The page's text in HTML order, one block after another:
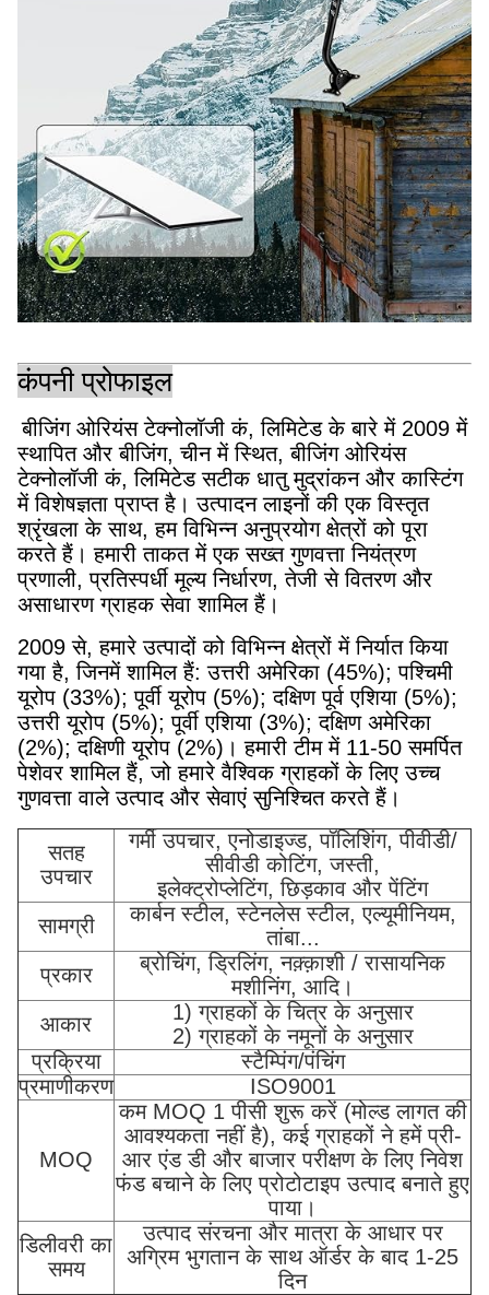
कंपनी प्रोफाइल
बीजिंग ओरियंस टेक्नोलॉजी कं, लिमिटेड के बारे में 2009 में
स्थापित और बीजिंग, चीन में स्थित, बीजिंग ओरियंस
टेक्नोलॉजी कं, लिमिटेड सटीक धातु मुद्रांकन और कास्टिंग
में विशेषज्ञता प्राप्त है। उत्पादन लाइनों की एक विस्तृत
श्रृंखला के साथ, हम विभिन्न अनुप्रयोग क्षेत्रों को पूरा
करते हैं। हमारी ताकत में एक सख्त गुणवत्ता नियंत्रण
प्रणाली, प्रतिस्पर्धी मूल्य निर्धारण, तेजी से वितरण और
असाधारण ग्राहक सेवा शामिल हैं।
2009 से, हमारे उत्पादों को विभिन्न क्षेत्रों में निर्यात किया
गया है, जिनमें शामिल हैं: उत्तरी अमेरिका (45%); पश्चिमी
यूरोप (33%); पूर्वी यूरोप (5%); दक्षिण पूर्व एशिया (5%);
उत्तरी यूरोप (5%); पूर्वी एशिया (3%); दक्षिण अमेरिका
(2%); दक्षिणी यूरोप (2%)। हमारी टीम में 11-50 समर्पित
पेशेवर शामिल हैं, जो हमारे वैश्विक ग्राहकों के लिए उच्च
गुणवत्ता वाले उत्पाद और सेवाएं सुनिश्चित करते हैं।
सतह
उपचार
गर्मी उपचार, एनोडाइज्ड, पॉलिशिंग, पीवीडी/
सीवीडी कोटिंग, जस्ती,
इलेक्ट्रोप्लेटिंग, छिड़काव और पेंटिंग
सामग्री
कार्बन स्टील, स्टेनलेस स्टील, एल्यूमीनियम,
तांबा...
प्रकार
ब्रोचिंग, ड्रिलिंग, नक़्क़ाशी / रासायनिक
मशीनिंग, आदि।
आकार
1) ग्राहकों के चित्र के अनुसार
2) ग्राहकों के नमूनों के अनुसार
प्रक्रिया
स्टैम्पिंग/पंचिंग
प्रमाणीकरण
ISO9001
MOQ
कम MOQ 1 पीसी शुरू करें (मोल्ड लागत की
आवश्यकता नहीं है), कई ग्राहकों ने हमें प्री-
आर एंड डी और बाजार परीक्षण के लिए निवेश
फंड बचाने के लिए प्रोटोटाइप उत्पाद बनाते हुए
पाया।
डिलीवरी का
समय
उत्पाद संरचना और मात्रा के आधार पर
अग्रिम भुगतान के साथ ऑर्डर के बाद 1-25
दिन